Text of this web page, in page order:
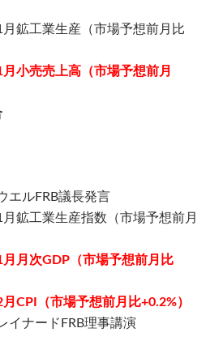
鉱工業生産（市場予想前月比
月小売売上高（市場予想前月
エルFRB議長発言
鉱工業生産指数（市場予想前月
月月次GDP（市場予想前月比
月CPI（市場予想前月比+0.2%）
イナードFRB理事講演